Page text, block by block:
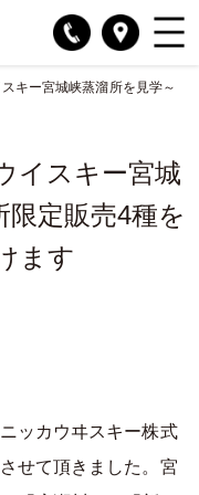
キー宮城峡蒸溜所を見学～
イスキー宮城
定販売4種を
ます
ッカウヰスキー株式
せて頂きました。宮